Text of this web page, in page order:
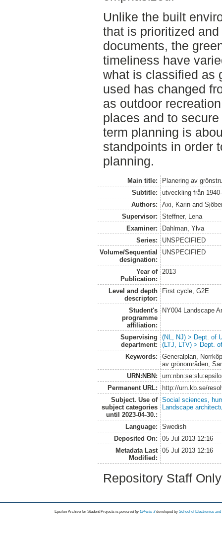
Unlike the built
that is prioritized
documents, the
timeliness have
what is classified as
used has changed
as outdoor
places and to
term planning is
standpoints in order
planning.
Main title:
Planering av
Subtitle:
utveckling från
Authors:
Axi, Karin and
Supervisor:
Steffner, Lena
Examiner:
Dahlman, Ylva
Series:
UNSPECIFIED
Volume/Sequential
designation:
UNSPECIFIED
Year of
Publication:
2013
Level and depth
descriptor:
First cycle, G2E
Student's
programme
affiliation:
NY004 Landscape
Supervising
department:
(NL, NJ) > Dept. of
(LTJ, LTV) > Dept.
Keywords:
Generalplan,
av grönområden,
URN:NBN:
Permanent URL:
http://urn.kb.se/
Subject. Use of
subject categories
until 2023-04-30.:
Social sciences,
Landscape
Language:
Swedish
Deposited On:
05 Jul 2013 12:16
Metadata Last
Modified:
05 Jul 2013 12:16
Repository Staff
Epsilon Archive for Student Projects is powored byEPrints 3 developed by School of Electronics